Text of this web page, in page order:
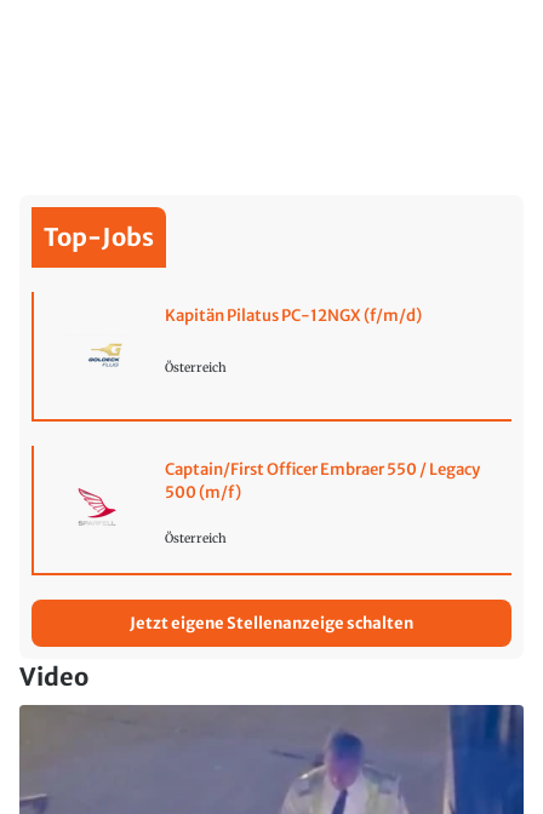
Top-Jobs
Kapitän Pilatus PC-12NGX (f/m/d)
Österreich
Captain/First Officer Embraer 550 / Legacy
500 (m/f)
Österreich
Jetzt eigene Stellenanzeige schalten
Video